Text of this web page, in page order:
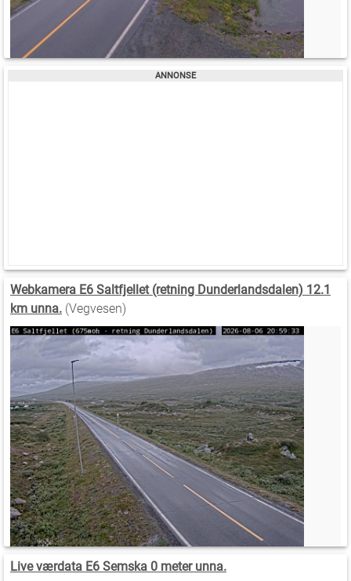
Webkamera E6 Saltfjellet (retning Dunderlandsdalen) 12.1
km unna. (Vegvesen)
Live værdata E6 Semska 0 meter unna.